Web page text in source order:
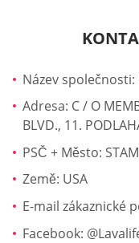
Název společnosti:
Adresa: C / O
BLVD., 11.
PSČ + Město:
Země: USA
E-mail zákaznické
Facebook: